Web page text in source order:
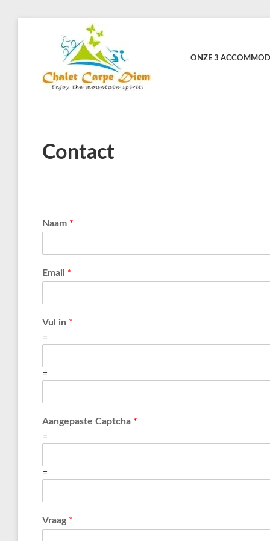
CHALET
CARPE
DIEM
ONZE 3
Contact
Naam *
Email *
Vul in *
=
=
Aangepaste Captcha *
=
=
Vraag *